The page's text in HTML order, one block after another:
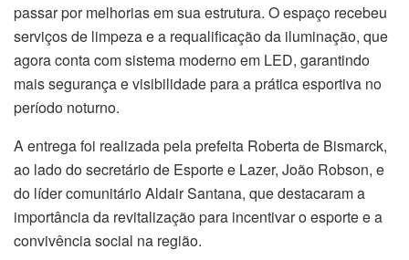
passar por melhorias em sua estrutura. O espaço recebeu
serviços de limpeza e a requalificação da iluminação, que
agora conta com sistema moderno em LED, garantindo
mais segurança e visibilidade para a prática esportiva no
período noturno.
A entrega foi realizada pela prefeita Roberta de Bismarck,
ao lado do secretário de Esporte e Lazer, João Robson, e
do líder comunitário Aldair Santana, que destacaram a
importância da revitalização para incentivar o esporte e a
convivência social na região.